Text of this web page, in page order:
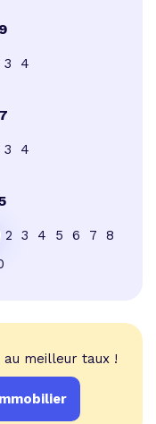
3 4
3 4
2 3 4 5 6 7
8
meilleur taux !